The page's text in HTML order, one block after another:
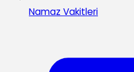
Namaz Vakitleri